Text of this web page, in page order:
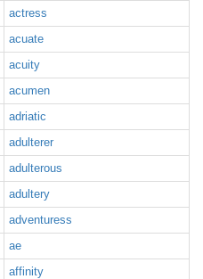
actress
acuate
acuity
acumen
adriatic
adulterer
adulterous
adultery
adventuress
ae
affinity